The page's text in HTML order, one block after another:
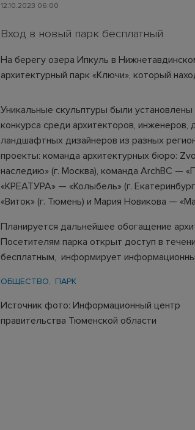
12.10.2023 06:00
Вход в новый парк бесплатный
На берегу озера Ипкуль в
архитектурный парк «Ключи», который
Уникальные скульптуры были
конкурса среди архитекторов, инженеров,
ландшафтных дизайнеров из разных
проекты: команда архитектурных бюро:
наследию» (г. Москва), команда ArchBC —
«КРЕАТУРА» — «Колыбель» (г.
«Виток» (г. Тюмень) и Мария Новикова —
Планируется дальнейшее обогащение
Посетителям парка открыт доступ в
бесплатным, информирует
ОБЩЕСТВО ПАРК
Источник фото: Информационный центр
правительства Тюменской области